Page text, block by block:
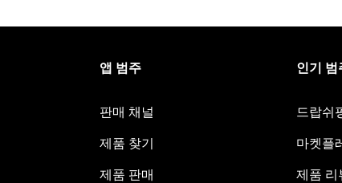
앱 범주
판매 채널
제품 찾기
제품 판매
인기 범
드랍쉬
마켓플
제품 리